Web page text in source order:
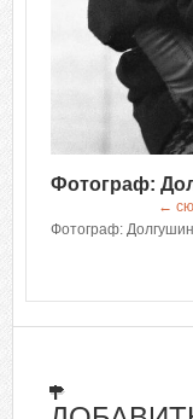
Фотограф:
←
Фотограф: